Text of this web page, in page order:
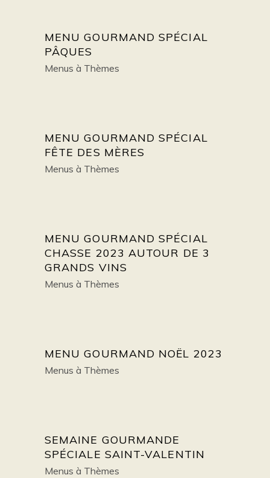
MENU GOURMAND SPÉCIAL
PÂQUES
Menus à Thèmes
MENU GOURMAND SPÉCIAL
FÊTE DES MÈRES
Menus à Thèmes
MENU GOURMAND SPÉCIAL
CHASSE 2023 AUTOUR DE 3
GRANDS VINS
Menus à Thèmes
MENU GOURMAND NOËL 2023
Menus à Thèmes
SEMAINE GOURMANDE
SPÉCIALE SAINT-VALENTIN
Menus à Thèmes